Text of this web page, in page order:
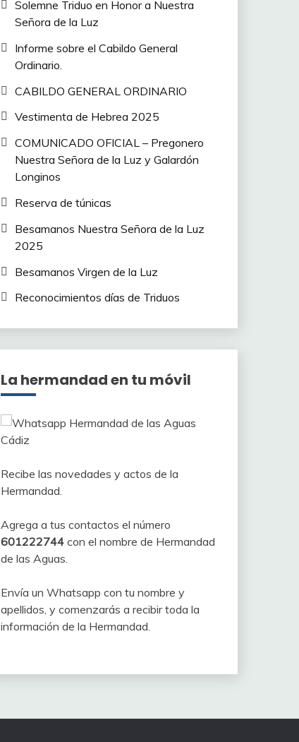
Solemne Triduo en Honor a Nuestra
Señora de la Luz
Informe sobre el Cabildo General
Ordinario.
CABILDO GENERAL ORDINARIO
Vestimenta de Hebrea 2025
COMUNICADO OFICIAL – Pregonero
Nuestra Señora de la Luz y Galardón
Longinos
Reserva de túnicas
Besamanos Nuestra Señora de la Luz
2025
Besamanos Virgen de la Luz
Reconocimientos días de Triduos
La hermandad en tu móvil
Recibe las novedades y actos de la
Hermandad.
Agrega a tus contactos el número
601222744con el nombre de Hermandad
de las Aguas.
Envía un Whatsapp con tu nombre y
apellidos, y comenzarás a recibir toda la
información de la Hermandad.